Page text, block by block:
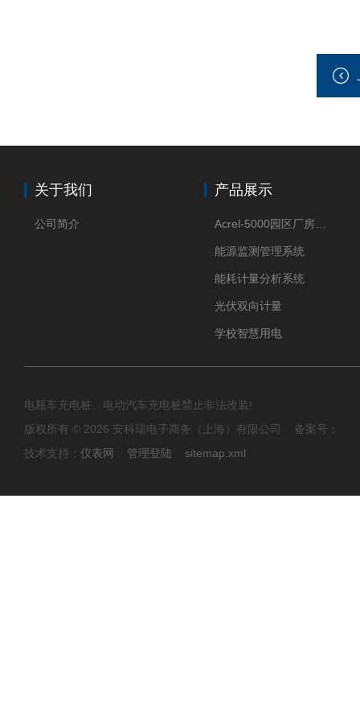
关于我们
公司简介
产品展示
能源监测管理系统
能耗计量分析系统
光伏双向计量
学校智慧用电
电瓶车充电桩、电动汽车充电桩禁止非法改装!
版权所有 © 2026 安科瑞电子商务（上海）有限公司 备案号：
技术支持： 仪表网 管理登陆 sitemap.xml